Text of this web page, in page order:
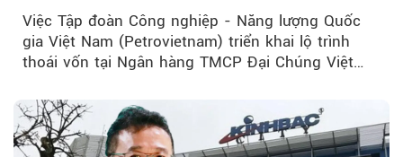
Việc Tập đoàn Công nghiệp - Năng lượng Quốc
gia Việt Nam (Petrovietnam) triển khai lộ trình
thoái vốn tại Ngân hàng TMCP Đại Chúng Việt